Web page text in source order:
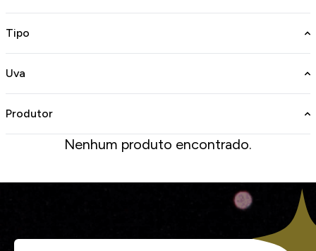
Tipo
Uva
Produtor
Nenhum produto encontrado.